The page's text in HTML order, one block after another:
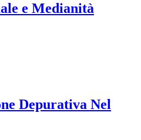
e Medianità
Depurativa Nel